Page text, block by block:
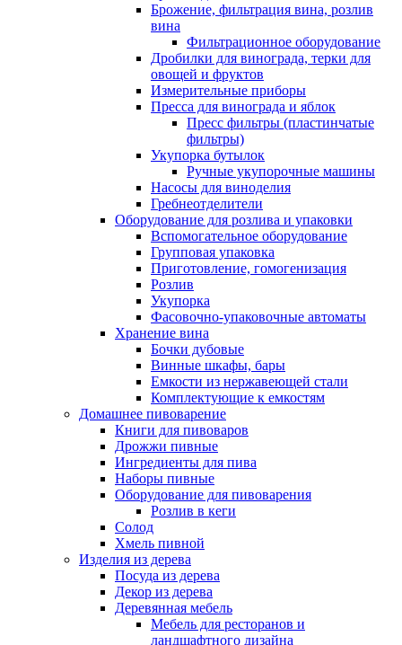
Брожение, фильтрация вина, розлив
вина
Фильтрационное оборудование
Дробилки для винограда, терки для
овощей и фруктов
Измерительные приборы
Пресса для винограда и яблок
Пресс фильтры (пластинчатые
фильтры)
Укупорка бутылок
Ручные укупорочные машины
Насосы для виноделия
Гребнеотделители
Оборудование для розлива и упаковки
Вспомогательное оборудование
Групповая упаковка
Приготовление, гомогенизация
Розлив
Укупорка
Фасовочно-упаковочные автоматы
Хранение вина
Бочки дубовые
Винные шкафы, бары
Емкости из нержавеющей стали
Комплектующие к емкостям
Домашнее пивоварение
Книги для пивоваров
Дрожжи пивные
Ингредиенты для пива
Наборы пивные
Оборудование для пивоварения
Розлив в кеги
Солод
Хмель пивной
Изделия из дерева
Посуда из дерева
Декор из дерева
Деревянная мебель
Мебель для ресторанов и
ландшафтного дизайна